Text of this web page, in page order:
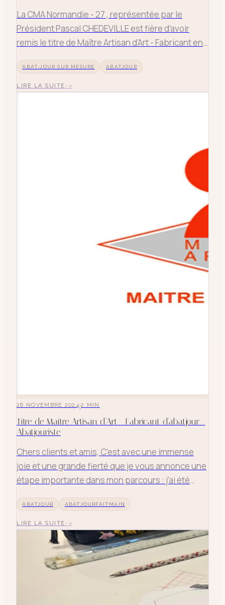
La CMA Normandie - 27 , représentée par le
Président Pascal CHEDEVILLE est fière d’avoir
remis le titre de Maître Artisan d'Art - Fabricant en
Les Abat-Jour d'Illumin e à #cormeille s Un
magnifique moment partagé aux côté de la Mairie
ABAT-JOUR SUR MESURE ABATJOUR
LIRE LA SUITE
26 NOVEMBRE 2024·2 MIN
Titre de Maitre Artisan d'Art - Fabricant d'abatjour -
Abatjouriste
Chers clients et amis, C'est avec une immense
joie et une grande fierté que je vous annonce une
étape importante dans mon parcours : j'ai été
décerné par les Chambres de Métiers et de
l'Artisanat, représente une reconnaissance
officielle de mon savo
ABATJOUR ABATJOURFAITMAIN
LIRE LA SUITE